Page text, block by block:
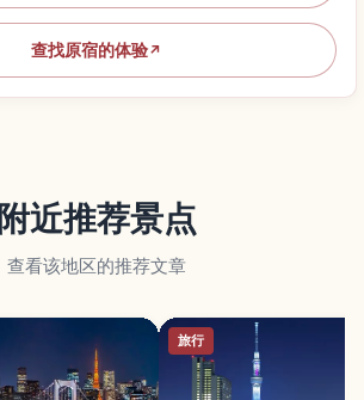
查找原宿的体验↗
附近推荐景点
查看该地区的推荐文章
旅行